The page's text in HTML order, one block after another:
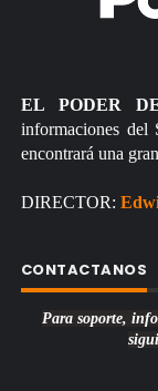
EL PODER
informaciones del
encontrará una
DIRECTOR:
CONTACTANOS
Para soporte,